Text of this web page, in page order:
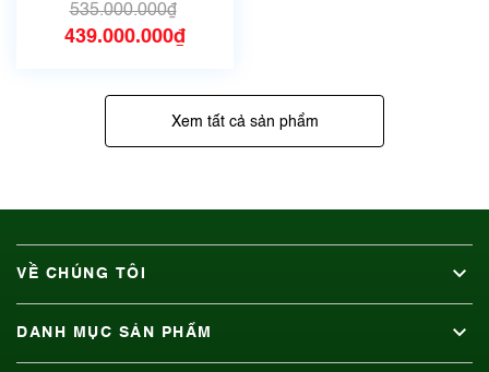
535.000.000₫
439.000.000₫
Xem tất cả sản phẩm
VỀ CHÚNG TÔI
DANH MỤC SẢN PHẨM